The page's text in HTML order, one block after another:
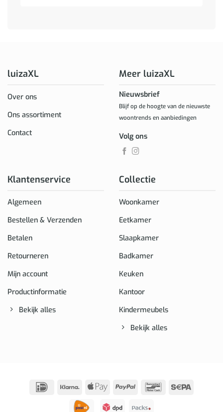
luizaXL
Over ons
Ons assortiment
Contact
Klantenservice
Algemeen
Bestellen & Verzenden
Betalen
Retourneren
Mijn account
Productinformatie
Bekijk alles
Collectie
Woonkamer
Eetkamer
Slaapkamer
Badkamer
Keuken
Kantoor
Kindermeubels
Bekijk alles
Meer luizaXL
Nieuwsbrief
Blijf op de hoogte van de nieuwste
woontrends en aanbiedingen
Volg ons
IDeal Klarna
Apple
PayPal BancontactSepa